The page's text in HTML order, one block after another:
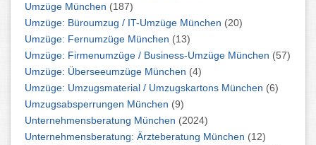
Umzüge München (187)
Umzüge: Büroumzug / IT-Umzüge München (20)
Umzüge: Fernumzüge München (13)
Umzüge: Firmenumzüge / Business-Umzüge München (57)
Umzüge: Überseeumzüge München (4)
Umzüge: Umzugsmaterial / Umzugskartons München (6)
Umzugsabsperrungen München (9)
Unternehmensberatung München (2024)
Unternehmensberatung: Ärzteberatung München (12)